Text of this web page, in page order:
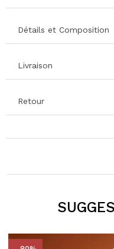
Détails et Composition
Livraison
Retour